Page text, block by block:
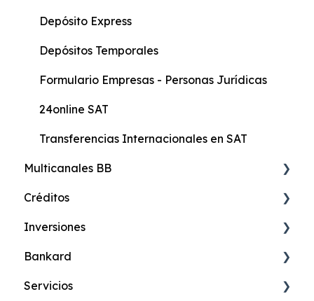
Depósito Express
Depósitos Temporales
Formulario Empresas - Personas Jurídicas
24online SAT
Transferencias Internacionales en SAT
Multicanales BB
24online Banca en Internet
24móvil Banca Celular
24efectivo
24fono-Banca Telefónica
Créditos
Credimax Online
Credimax Hipotecario
Credimax Educativo
Inversiones
Certificado de Depósito Online
Certificado de Depósito en Oficina
Bankard
Paykard
Servicios